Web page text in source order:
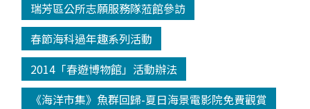
瑞芳區公所志願服務隊蒞館參訪
春節海科過年趣系列活動
2014「春遊博物館」活動辦法
《海洋市集》魚群回歸-夏日海景電影院免費觀賞